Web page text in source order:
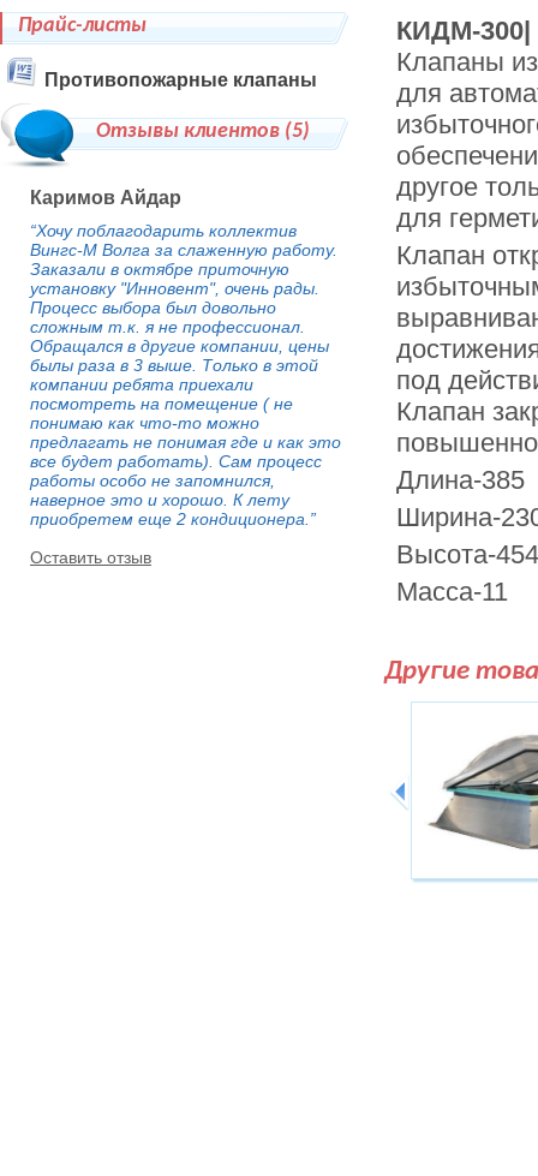
КИДМ-300|
Клапаны
для
другое
для
Клапан
под
Клапан
Длина-385
Ширина-
Высота-454
Масса-11
Другие
Прайс-листы
Противопожарные клапаны
Отзывы клиентов (5)
Каримов Айдар
“Хочу поблагодарить коллектив
Вингс-М Волга за слаженную работу.
Заказали в октябре приточную
установку "Инновент", очень рады.
Процесс выбора был довольно
сложным т.к. я не профессионал.
Обращался в другие компании, цены
былы раза в 3 выше. Только в этой
компании ребята приехали
посмотреть на помещение ( не
понимаю как что-то можно
предлагать не понимая где и как это
все будет работать). Сам процесс
работы особо не запомнился,
наверное это и хорошо. К лету
приобретем еще 2 кондиционера.”
Оставить отзыв